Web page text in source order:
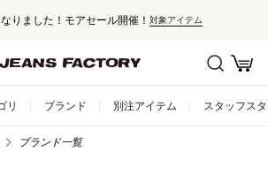
りました！モアセール開催！ 対象アイテム
リ ブランド 別注アイテム スタッフス
ブランド一覧